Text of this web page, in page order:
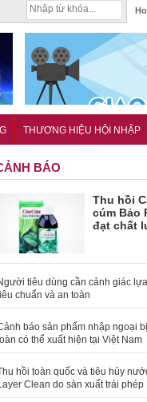
THƯƠNG HIỆU HỘI NHẬP
BÁO
Thu hồi
cúm Bảo
đạt chất
tiêu dùng cần cảnh giác
chuẩn và an toàn
báo sản phẩm nhập ngoại
có thể xuất hiện tại Việt Nam
hồi toàn quốc và tiêu hủy
Clean do sản xuất trái phép